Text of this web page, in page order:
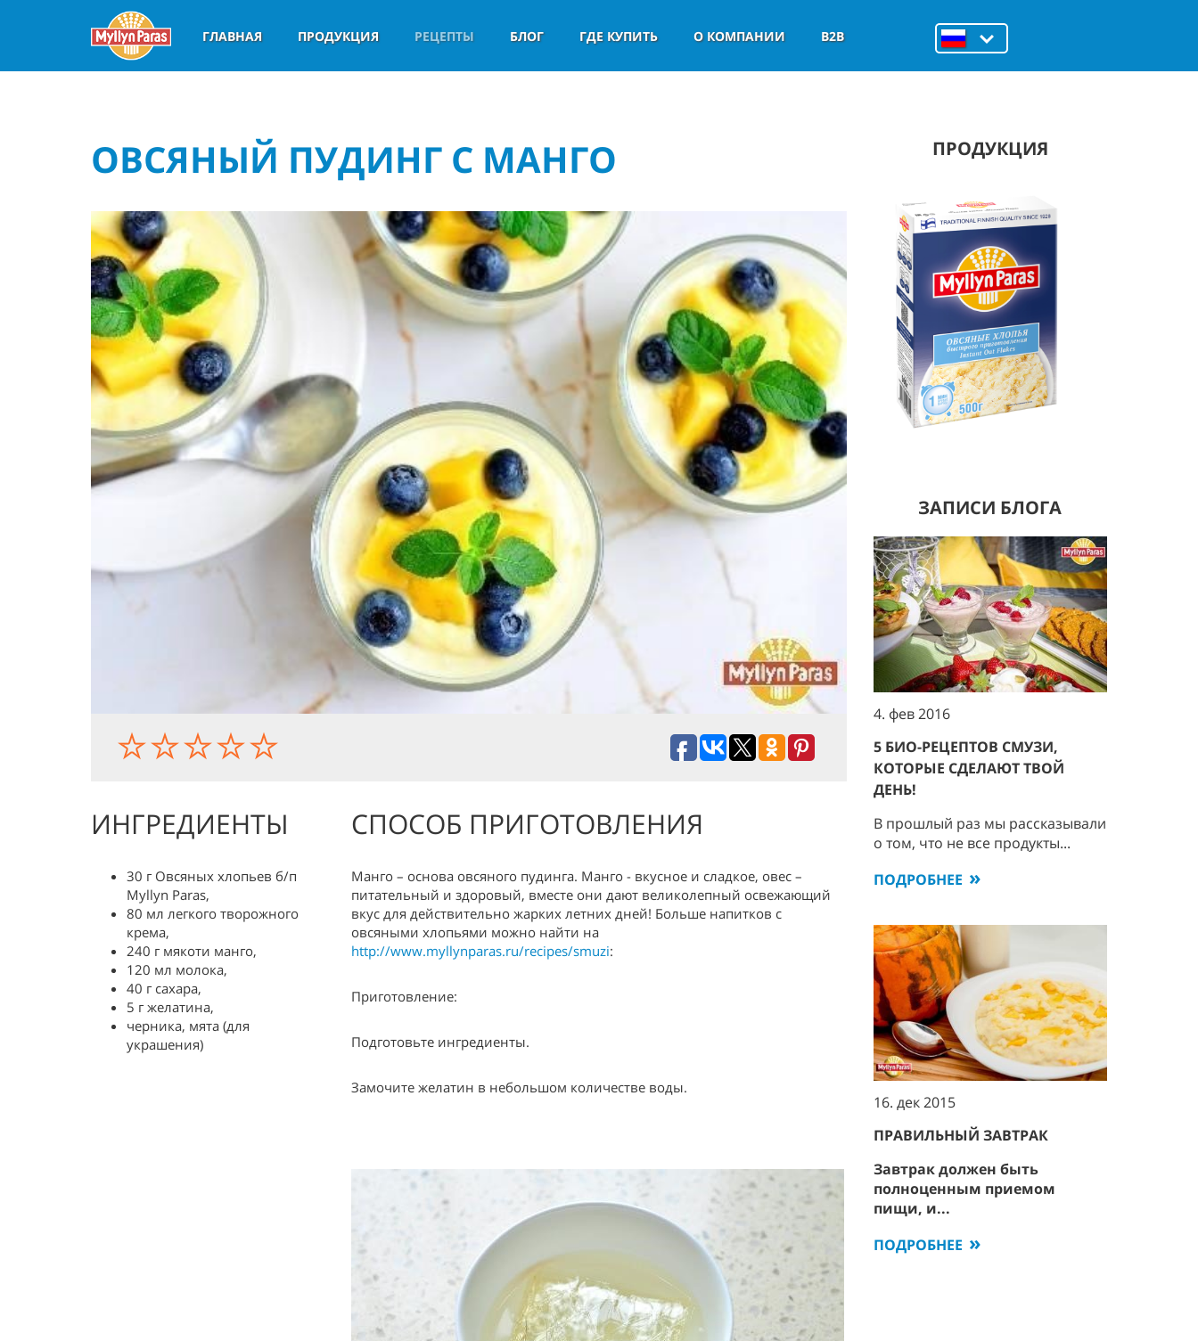
ГЛАВНАЯ ПРОДУКЦИЯ РЕЦЕПТЫ БЛОГ ГДЕ КУПИТЬ О КОМПАНИИ B2B
ОВСЯНЫЙ ПУДИНГ С МАНГО
ИНГРЕДИЕНТЫ
30 г Овсяных хлопьев б/п
Myllyn Paras,
80 мл легкого творожного
крема,
240 г мякоти манго,
120 мл молока,
40 г сахара,
5 г желатина,
черника, мята (для
украшения)
СПОСОБ ПРИГОТОВЛЕНИЯ
Манго – основа овсяного пудинга. Манго - вкусное и сладкое, овес –
питательный и здоровый, вместе они дают великолепный освежающий
вкус для действительно жарких летних дней! Больше напитков с
овсяными хлопьями можно найти на
http://www.myllynparas.ru/recipes/smuzi:
Приготовление:
Подготовьте ингредиенты.
Замочите желатин в небольшом количестве воды.
ПРОДУКЦИЯ
ЗАПИСИ БЛОГА
4. фев 2016
5 БИО-РЕЦЕПТОВ СМУЗИ,
КОТОРЫЕ СДЕЛАЮТ ТВОЙ
ДЕНЬ!
В прошлый раз мы рассказывали
о том, что не все продукты...
ПОДРОБНЕЕ
16. дек 2015
ПРАВИЛЬНЫЙ ЗАВТРАК
Завтрак должен быть
полноценным приемом
пищи, и...
ПОДРОБНЕЕ